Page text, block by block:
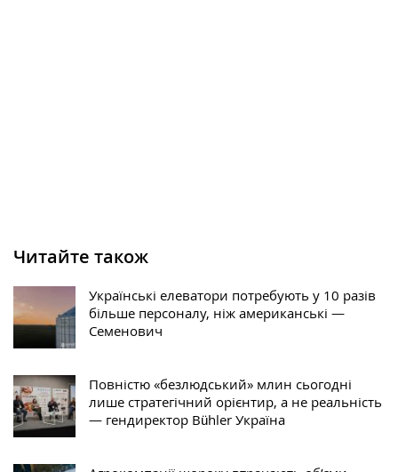
Читайте також
Українські елеватори потребують у 10 разів
більше персоналу, ніж американські —
Семенович
Повністю «безлюдський» млин сьогодні
лише стратегічний орієнтир, а не реальність
— гендиректор Bühler Україна